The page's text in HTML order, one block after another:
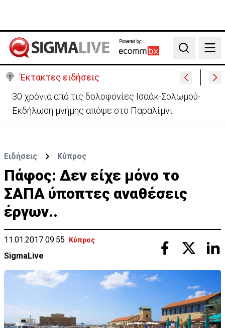
Powered by:
Search
Έκτακτες ειδήσεις
Συνεχίζονται τα 40αρια-Πότε τίθεται σε ισχύ η
κίτρινη προειδοποίηση
Ειδήσεις Κύπρος
Πάφος: Δεν είχε μόνο το
ΣΑΠΑ ύποπτες αναθέσεις
έργων..
11.01.2017 09:55 Κύπρος
SigmaLive